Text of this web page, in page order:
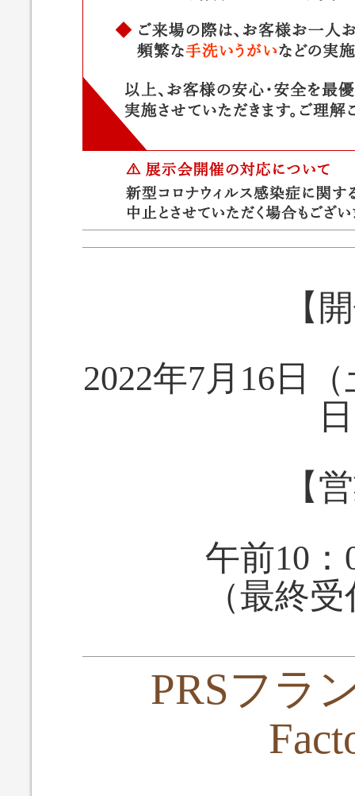
【
2022年7月16日
【
午前10：
（最終
PRSフラ